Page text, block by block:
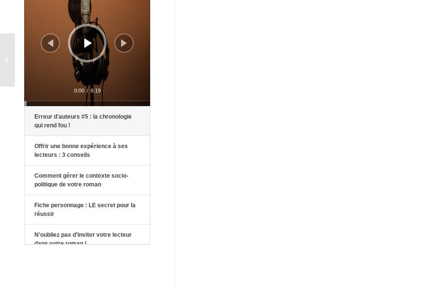
0:00 / 6:19
Erreur d'auteurs #5 : la chronologie
qui rend fou !
Offrir une bonne expérience à ses
lecteurs : 3 conseils
Comment gérer le contexte socio-
politique de votre roman
Fiche personnage : LE secret pour la
réussir
N’oubliez pas d’inviter votre lecteur
dans votre roman !
Trois méthodes pour écrire un